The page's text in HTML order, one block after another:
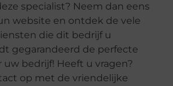
specialist? Neem dan eens
website en ontdek de vele
die dit bedrijf u
gegarandeerd de perfecte
uw bedrijf! Heeft u vragen?
op met de vriendelijke